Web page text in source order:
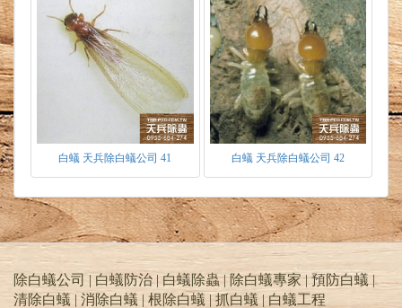
白蟻 天兵除白蟻公司 41 白蟻 天兵除白蟻公司 42
除白蟻公司 | 白蟻防治 | 白蟻除蟲 | 除白蟻專家 | 預防白蟻 |
清除白蟻 | 消除白蟻 | 根除白蟻 | 抓白蟻 | 白蟻工程